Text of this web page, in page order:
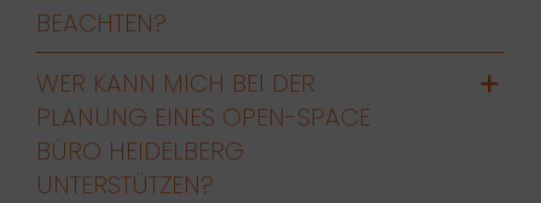
BEACHTEN?
WER KANN MICH BEI DER
PLANUNG EINES OPEN-SPACE
BÜRO HEIDELBERG
UNTERSTÜTZEN?